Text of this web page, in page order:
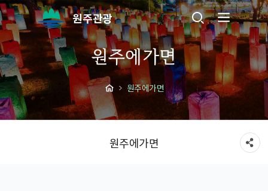
원주관광
원주에가면
원주에가면
원주에가면